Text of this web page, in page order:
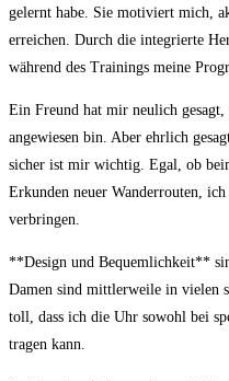
gelernt habe. ‌Sie motiviert mich,
erreichen. Durch die integrierte
während des Trainings meine
Ein Freund hat mir neulich⁢
angewiesen bin. Aber ehrlich⁢
sicher ist ‍mir wichtig. Egal, ob
Erkunden​ neuer‍ Wanderrouten,
verbringen.
**Design ‌und Bequemlichkeit**
Damen‍ sind mittlerweile ⁢in vielen
toll, dass ich ‍die ⁤Uhr sowohl bei
tragen​ kann.